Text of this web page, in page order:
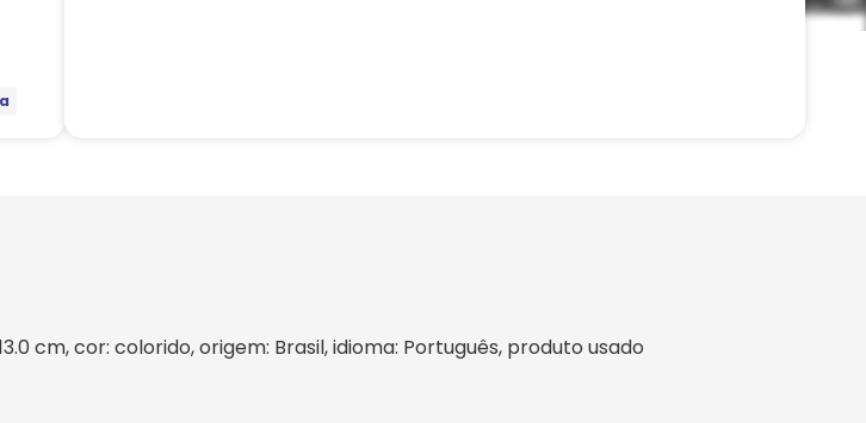
cm, cor: colorido, origem: Brasil, idioma: Português, produto usado